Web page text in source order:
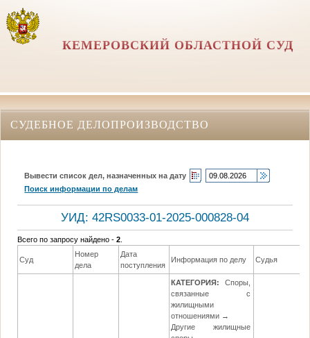
КЕМЕРОВСКИЙ ОБЛАСТНОЙ СУД
СУДЕБНОЕ ДЕЛОПРОИЗВОДСТВО
Вывести список дел, назначенных на дату
Поиск информации по делам
УИД: 42RS0033-01-2025-000828-04
Всего по запросу найдено -2
Суд
Номер
дела
Дата
поступления
Информация по делу Судья
КАТЕГОРИЯ:
Споры,
связанные с
жилищными
отношениями →
Другие жилищные